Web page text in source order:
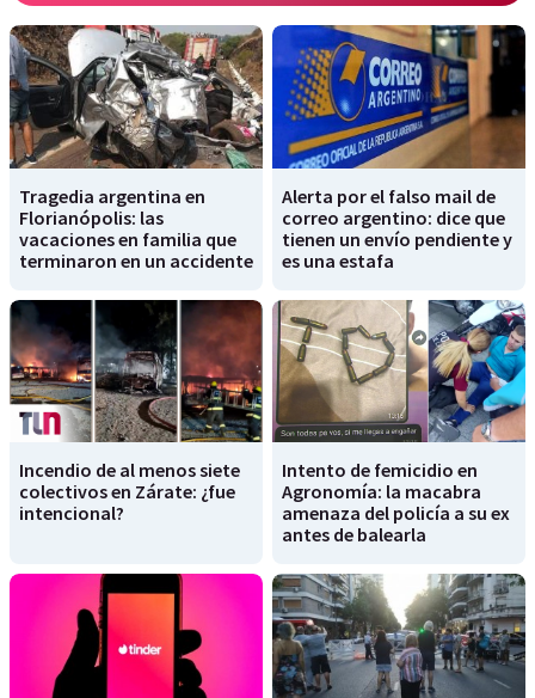
Tragedia argentina en
Florianópolis: las
vacaciones en familia que
terminaron en un accidente
Alerta por el falso mail de
correo argentino: dice que
tienen un envío pendiente y
es una estafa
Incendio de al menos siete
colectivos en Zárate: ¿fue
intencional?
Intento de femicidio en
Agronomía: la macabra
amenaza del policía a su ex
antes de balearla